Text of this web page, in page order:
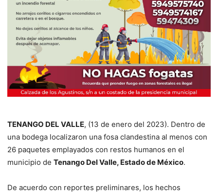
TENANGO DEL VALLE, (13 de enero del 2023). Dentro de
una bodega localizaron una fosa clandestina al menos con
26 paquetes emplayados con restos humanos en el
municipio de Tenango Del Valle, Estado de México.
De acuerdo con reportes preliminares, los hechos